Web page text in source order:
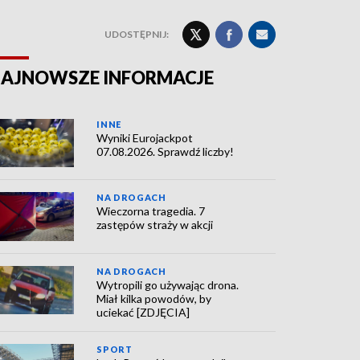
UDOSTĘPNIJ:
INFORMACJE
INNE
Wyniki Eurojackpot
07.08.2026. Sprawdź liczby!
NA DROGACH
Wieczorna tragedia. 7
zastępów straży w akcji
NA DROGACH
Wytropili go używając drona.
Miał kilka powodów, by
uciekać [ZDJĘCIA]
SPORT